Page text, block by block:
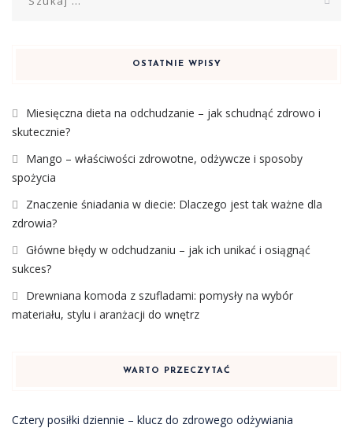
OSTATNIE WPISY
Miesięczna dieta na odchudzanie – jak schudnąć zdrowo i
skutecznie?
Mango – właściwości zdrowotne, odżywcze i sposoby
spożycia
Znaczenie śniadania w diecie: Dlaczego jest tak ważne dla
zdrowia?
Główne błędy w odchudzaniu – jak ich unikać i osiągnąć
sukces?
Drewniana komoda z szufladami: pomysły na wybór
materiału, stylu i aranżacji do wnętrz
WARTO PRZECZYTAĆ
Cztery posiłki dziennie – klucz do zdrowego odżywiania